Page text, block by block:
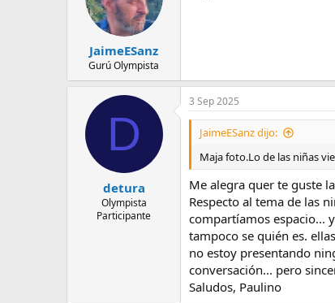
JaimeESanz
Gurú Olympista
D
detura
Olympista
Participante
3 Sep 2025
JaimeESanz dijo:
Maja foto.Lo de las niñas
Me alegra quer te guste
Respecto al tema de las
compartíamos espacio...
tampoco se quién es.
no estoy presentando
conversación... pero
Saludos, Paulino